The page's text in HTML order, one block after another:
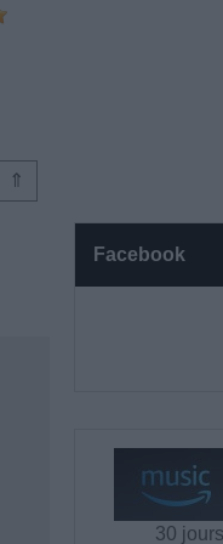
Facebook
30
⇑